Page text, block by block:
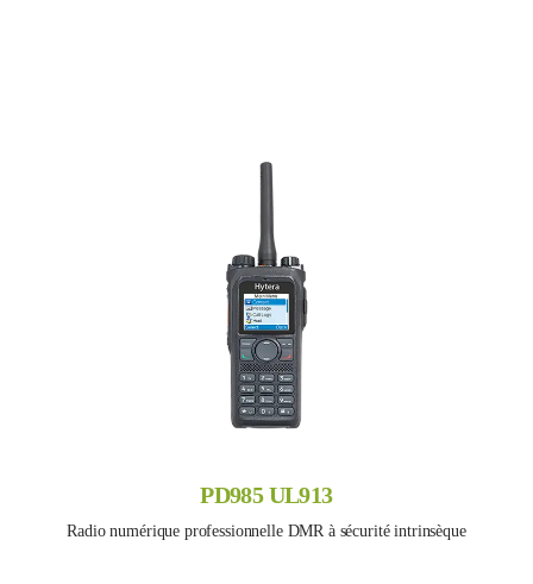
PD985 UL913
Radio numérique professionnelle DMR à sécurité intrinsèque